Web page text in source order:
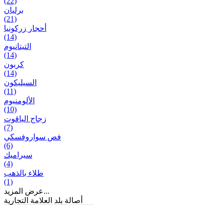
برلیان
(21)
أحجار زركونيا
(14)
التيتانيوم
(14)
كربون
(14)
السيليكون
(11)
الألومنيوم
(10)
زجاج الياقوت
(7)
فص سواروفسكي
(6)
سيراميك
(4)
طلاء بالذهب
(1)
عرض المزيد...
أصالة بلد العلامة التجارية